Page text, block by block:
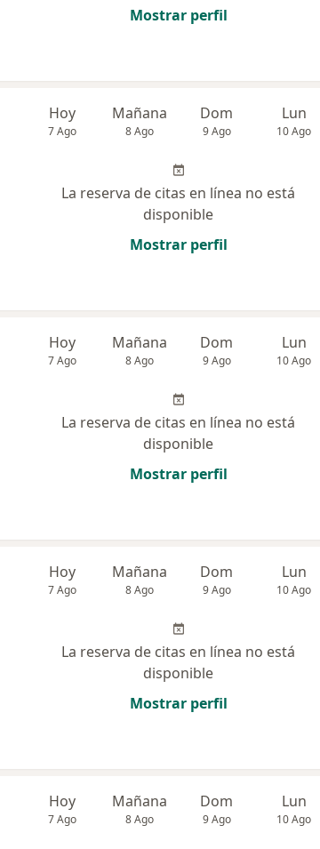
Mostrar perfil
Hoy
7 Ago
Mañana
8 Ago
Dom
9 Ago
Lun
10 Ago
La reserva de citas en línea no está
disponible
Mostrar perfil
Hoy
7 Ago
Mañana
8 Ago
Dom
9 Ago
Lun
10 Ago
La reserva de citas en línea no está
disponible
Mostrar perfil
Hoy
7 Ago
Mañana
8 Ago
Dom
9 Ago
Lun
10 Ago
La reserva de citas en línea no está
disponible
Mostrar perfil
Hoy
7 Ago
Mañana
8 Ago
Dom
9 Ago
Lun
10 Ago